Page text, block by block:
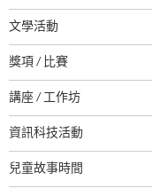
文學活動
獎項 / 比賽
講座 / 工作坊
資訊科技活動
兒童故事時間